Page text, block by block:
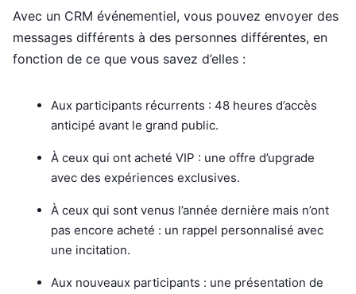
Avec un CRM événementiel, vous pouvez envoyer des
messages différents à des personnes différentes, en
fonction de ce que vous savez d’elles :
Aux participants récurrents : 48 heures d’accès
anticipé avant le grand public.
À ceux qui ont acheté VIP : une offre d’upgrade
avec des expériences exclusives.
À ceux qui sont venus l’année dernière mais n’ont
pas encore acheté : un rappel personnalisé avec
une incitation.
Aux nouveaux participants : une présentation de